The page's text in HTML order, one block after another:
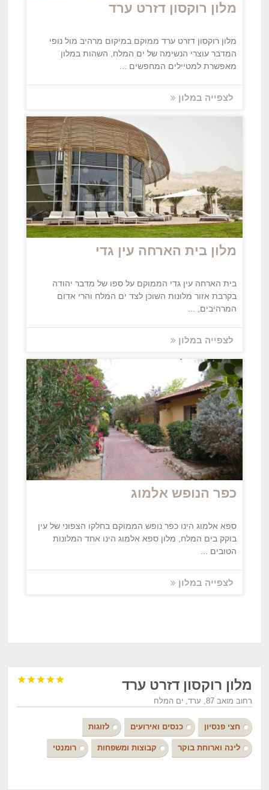
מלון רוקסון דזרט ערד
מלון רוקסון דזרט ערד ממוקם במיקום מרהיב מול נופי
המדבר עוצרי הנשימה של ים המלח, השהות במלון
מאפשרת למטיילים המחפשים ...
לצפייה במלון
מלון בית הארחה עין גדי
בית הארחה עין גדי הממוקם על ספו של מדבר יהודה
בקרבת אזור מלונות השוכן לצד ים המלח והרי אדום
המרהיבים, ...
לצפייה במלון
כפר הנופש אלמוג
ספא אלמוג הינו כפר נופש הממוקם בחלקו הצפוני של עין
בוקק בים המלח, מלון ספא אלמוג הינו אחד המלונות
הטובים ...
לצפייה במלון
מלון רוקסון דזרט ערד 




רחוב מואב 87, ערד, ים המלח
חצי פנסיון כנסים ואירועים לזוגות
לינה וארוחת בוקר קבוצות ומשפחות רומנטי